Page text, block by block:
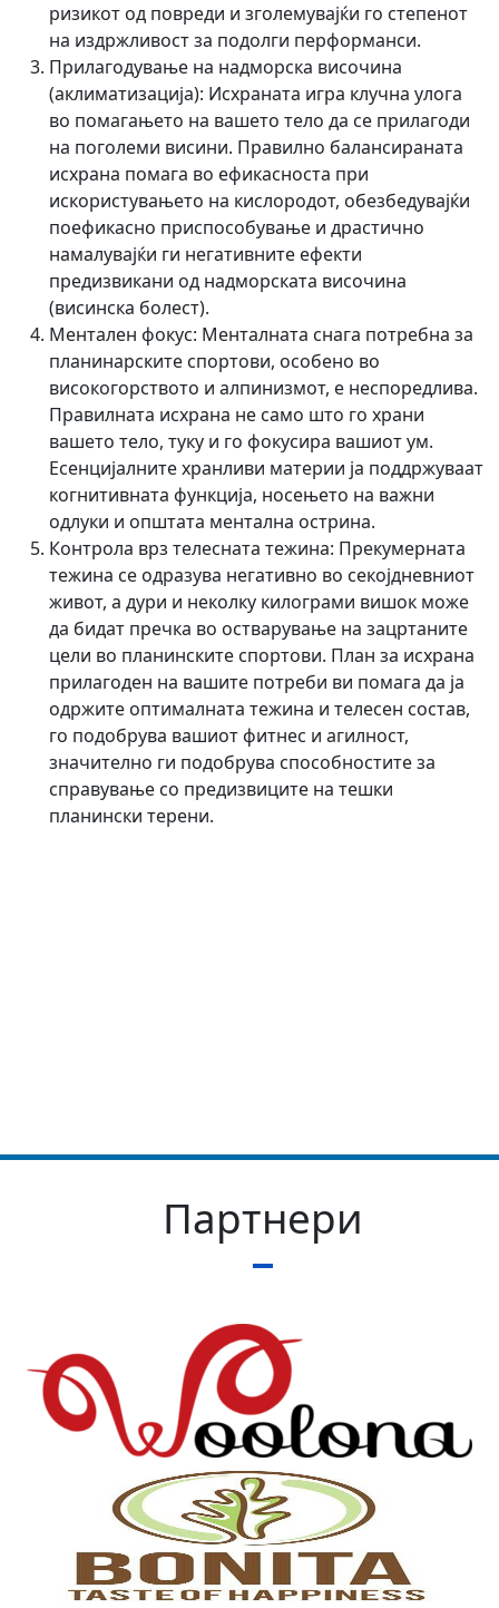
ризикот од повреди и зголемувајќи го степенот
на издржливост за подолги перформанси.
Прилагодување на надморска височина
(аклиматизација): Исхраната игра клучна улога
во помагањето на вашето тело да се прилагоди
на поголеми висини. Правилно балансираната
исхрана помага во ефикасноста при
искористувањето на кислородот, обезбедувајќи
поефикасно приспособување и драстично
намалувајќи ги негативните ефекти
предизвикани од надморската височина
(висинска болест).
Ментален фокус: Менталната снага потребна за
планинарските спортови, особено во
високогорството и алпинизмот, е неспоредлива.
Правилната исхрана не само што го храни
вашето тело, туку и го фокусира вашиот ум.
Есенцијалните хранливи материи ја поддржуваат
когнитивната функција, носењето на важни
одлуки и општата ментална острина.
Контрола врз телесната тежина: Прекумерната
тежина се одразува негативно во секојдневниот
живот, а дури и неколку килограми вишок може
да бидат пречка во остварување на зацртаните
цели во планинските спортови. План за исхрана
прилагоден на вашите потреби ви помага да ја
одржите оптималната тежина и телесен состав,
го подобрува вашиот фитнес и агилност,
значително ги подобрува способностите за
справување со предизвиците на тешки
планински терени.
Партнери